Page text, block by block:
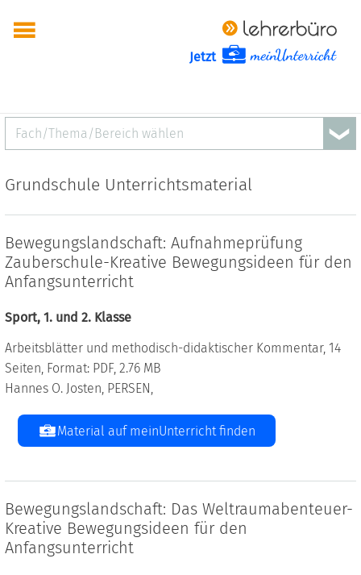
Jetzt
Fach/Thema/Bereich wählen
Grundschule Unterrichtsmaterial
Bewegungslandschaft: Aufnahmeprüfung
Zauberschule-Kreative Bewegungsideen für den
Anfangsunterricht
Sport, 1. und 2. Klasse
Arbeitsblätter und methodisch-didaktischer Kommentar, 14
Seiten, Format: PDF, 2.76 MB
Hannes O. Josten, PERSEN,
Material auf meinUnterricht finden
Bewegungslandschaft: Das Weltraumabenteuer-
Kreative Bewegungsideen für den
Anfangsunterricht